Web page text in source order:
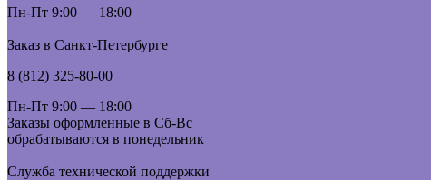
Пн-Пт 9:00 — 18:00
Заказ в Санкт-Петербурге
8 (812) 325-80-00
Пн-Пт 9:00 — 18:00
Заказы оформленные в Сб-Вс
обрабатываются в понедельник
Служба технической поддержки